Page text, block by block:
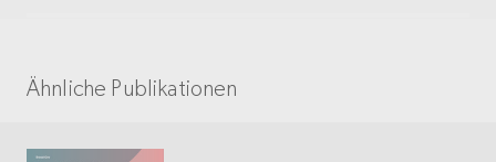
Ähnliche Publikationen